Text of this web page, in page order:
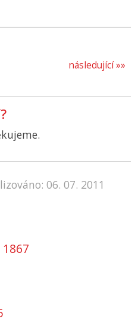
následující »»
06. 07. 2011